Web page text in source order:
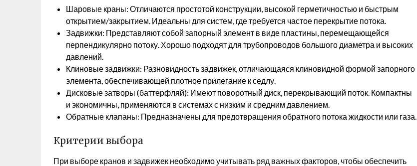
Шаровые краны: Отличаются простотой конструкции, высокой герметичностью и быстрым
открытием/закрытием. Идеальны для систем, где требуется частое перекрытие потока.
Задвижки: Представляют собой запорный элемент в виде пластины, перемещающейся
перпендикулярно потоку. Хорошо подходят для трубопроводов большого диаметра и высоких
давлений.
Клиновые задвижки: Разновидность задвижек, отличающаяся клиновидной формой запорного
элемента, обеспечивающей плотное прилегание к седлу.
Дисковые затворы (баттерфляй): Имеют поворотный диск, перекрывающий поток. Компактны
и экономичны, применяются в системах с низким и средним давлением.
Обратные клапаны: Предназначены для предотвращения обратного потока жидкости или газа.
Критерии выбора
При выборе кранов и задвижек необходимо учитывать ряд важных факторов, чтобы обеспечить